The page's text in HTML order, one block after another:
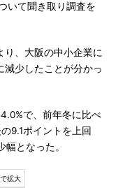
いて聞き取り調査を
、大阪の中小企業に
減少したことが分かっ
で、前年冬に比べ
9.1ポイントを上回
となった。